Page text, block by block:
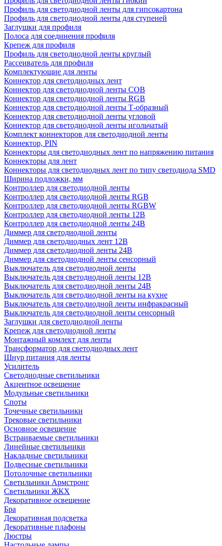
Профиль для светодиодной ленты для гипсокартона
Профиль для светодиодной ленты для ступеней
Заглушки для профиля
Полоса для соединения профиля
Крепеж для профиля
Профиль для светодиодной ленты круглый
Рассеиватель для профиля
Комплектующие для ленты
Коннектор для светодиодных лент
Коннектор для светодиодной ленты COB
Коннектор для светодиодной ленты RGB
Коннектор для светодиодной ленты Т-образный
Коннектор для светодиодной ленты угловой
Коннектор для светодиодной ленты игольчатый
Комплект коннекторов для светодиодной ленты
Коннектор, PIN
Коннекторы для светодиодных лент по напряжению питания
Коннекторы для лент
Коннекторы для светодиодных лент по типу светодиода SMD
Ширина подложки, мм
Контроллер для светодиодной ленты
Контроллер для светодиодной ленты RGB
Контроллер для светодиодной ленты RGBW
Контроллер для светодиодной ленты 12В
Контроллер для светодиодной ленты 24В
Диммер для светодиодной ленты
Диммер для светодиодных лент 12В
Диммер для светодиодной ленты 24В
Диммер для светодиодной ленты сенсорный
Выключатель для светодиодной ленты
Выключатель для светодиодной ленты 12В
Выключатель для светодиодной ленты 24В
Выключатель для светодиодной ленты на кухне
Выключатель для светодиодной ленты инфракрасный
Выключатель для светодиодной ленты сенсорный
Заглушки для светодиодной ленты
Крепеж для светодиодной ленты
Монтажный комлект для ленты
Трансформатор для светодиодных лент
Шнур питания для ленты
Усилитель
Светодиодные светильники
Акцентное освещение
Модульные светильники
Споты
Точечные светильники
Трековые светильники
Основное освещение
Встраиваемые светильники
Линейные светильники
Накладные светильники
Подвесные светильники
Потолочные светильники
Светильники Армстронг
Светильники ЖКХ
Декоративное освещение
Бра
Декоративная подсветка
Декоративные плафоны
Люстры